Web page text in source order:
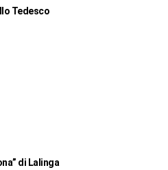
Tedesco
di Lalinga